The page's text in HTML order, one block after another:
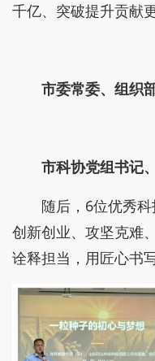
千亿、突破提升贡献
市委常委、组织
市科协党组书记
随后，6位优秀
创新创业、攻坚克难
诠释担当，用匠心书写